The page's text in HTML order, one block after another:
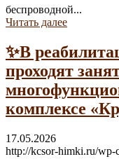
беспроводной...
Читать далее
✨В
проходят
комплексе
17.05.2026
http://kcsor-himki.ru/wp-